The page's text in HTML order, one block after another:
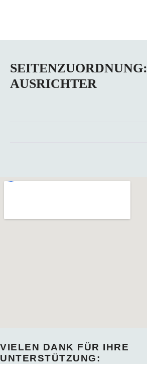
SEITENZUORDNUNG:
AUSRICHTER
VIELEN DANK FÜR IHRE
UNTERSTÜTZUNG: